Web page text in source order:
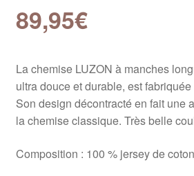
89,95€
La chemise LUZON à manches
ultra douce et durable, est
Son design décontracté en fait une
la chemise classique. Très belle
Composition : 100 % jersey de